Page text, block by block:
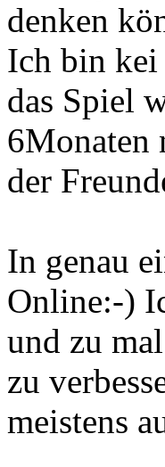
denken
Ich bin kei
das Spiel
6Monaten
der
In genau
Online:-)
und zu
zu
meistens